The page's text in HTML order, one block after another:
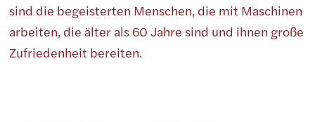
sind die begeisterten Menschen, die mit Maschinen
arbeiten, die älter als 60 Jahre sind und ihnen große
Zufriedenheit bereiten.